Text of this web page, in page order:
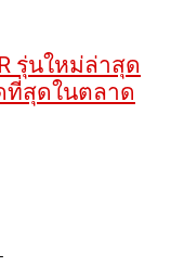
รุ่นใหม่ล่าสุด
ที่สุดในตลาด